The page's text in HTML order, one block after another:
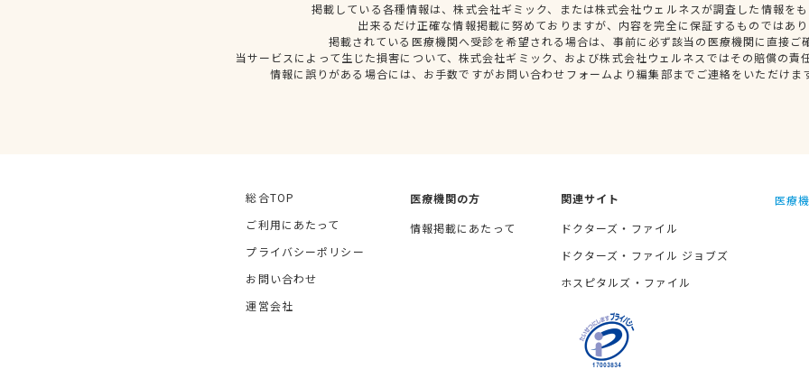
掲載している各種情報は、株式会社ギミック、または株式会社ウェルネスが調査した情報を
出来るだけ正確な情報掲載に努めておりますが、内容を完全に保証するものではあ
掲載されている医療機関へ受診を希望される場合は、事前に必ず該当の医療機関に直接ご
当サービスによって生じた損害について、株式会社ギミック、および株式会社ウェルネスではその賠償の責
情報に誤りがある場合には、お手数ですがお問い合わせフォームより編集部までご連絡をいただけま
総合TOP
ご利用にあたって
プライバシーポリシー
お問い合わせ
運営会社
医療機関の方
情報掲載にあたって
関連サイト
ドクターズ・ファイル
ドクターズ・ファイル ジョブズ
ホスピタルズ・ファイル
医療